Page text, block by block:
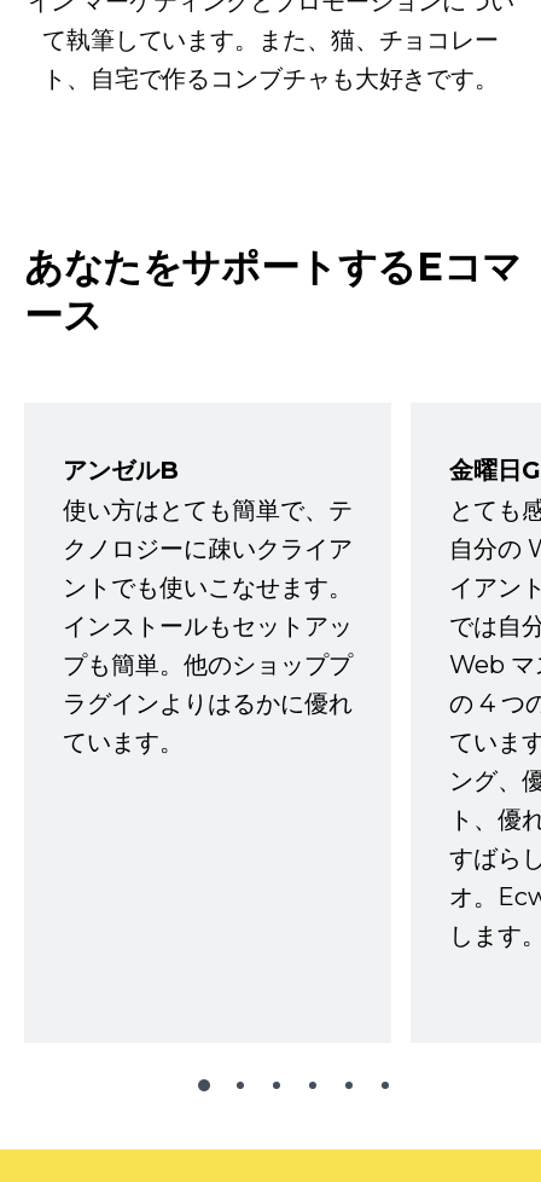
て執筆しています。また、猫、チョコレー
ト、自宅で作るコンブチャも大好きです。
あなたをサポートするEコマ
ース
アンゼルB
使い方はとても簡単で、テ
クノロジーに疎いクライア
ントでも使いこなせます。
インストールもセットアッ
プも簡単。他のショッププ
ラグインよりはるかに優れ
ています。
金曜日G
とても
自分の
イアン
では自
Web マ
の 4 つ
ていま
ング、
ト、優
すばら
オ。
します